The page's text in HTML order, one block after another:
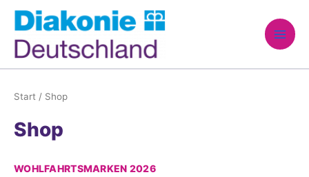
Zum
Inhalt
springen
Start / Shop
Shop
WOHLFAHRTSMARKEN 2026